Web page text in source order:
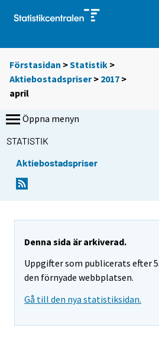
Förstasidan >Statistik >
Aktiebostadspriser> 2017 >
april
Öppna menyn
STATISTIK
Aktiebostadspriser
Denna sida är arkiverad.
Uppgifter som publicerats efter
den förnyade webbplatsen.
Gå till den nya statistiksidan.